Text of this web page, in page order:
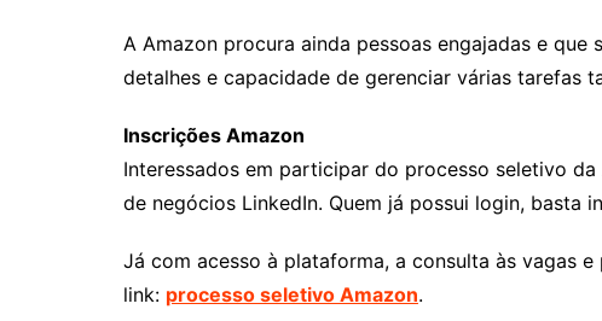
A Amazon procura ainda pessoas engajadas e
detalhes e capacidade de gerenciar várias tarefas
Inscrições Amazon
Interessados em participar do processo seletivo
de negócios LinkedIn. Quem já possui login, basta
Já com acesso à plataforma, a consulta às vagas
link: processo seletivo Amazon.